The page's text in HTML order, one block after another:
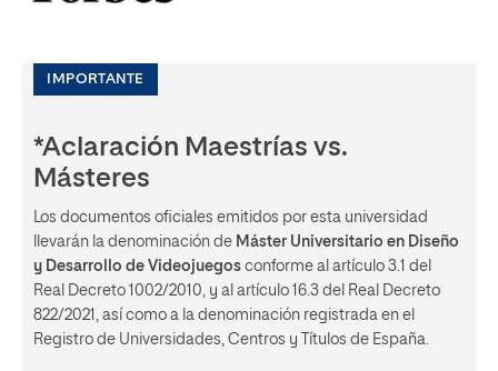
IMPORTANTE
*Aclaración Maestrías vs.
Másteres
Los documentos oficiales emitidos por esta universidad
llevarán la denominación de Máster Universitario en Diseño
y Desarrollo de Videojuegos conforme al artículo 3.1 del
Real Decreto 1002/2010, y al artículo 16.3 del Real Decreto
822/2021, así como a la denominación registrada en el
Registro de Universidades, Centros y Títulos de España.